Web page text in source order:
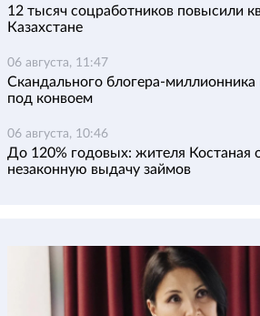
12 тысяч соцработников повысили
Казахстане
06 августа, 11:47
Скандального блогера-миллионника
под конвоем
06 августа, 10:46
До 120% годовых: жителя Костаная
незаконную выдачу займов